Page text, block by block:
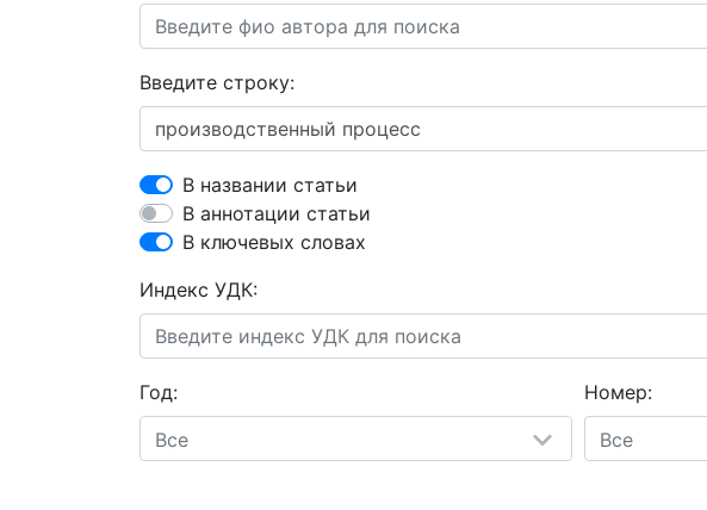
Введите строку:
В названии статьи
В аннотации статьи
В ключевых словах
Индекс УДК:
Год:
Все
Номер:
Все